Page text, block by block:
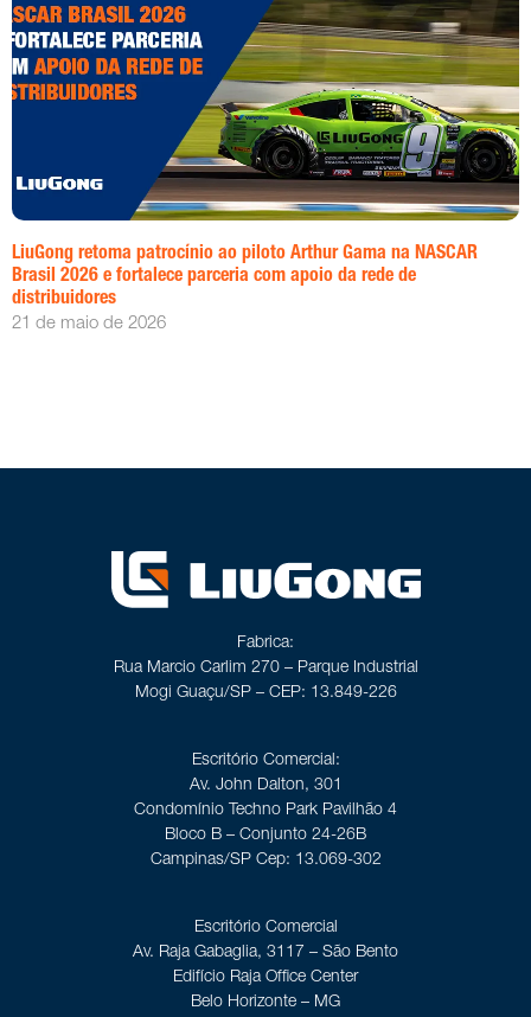
LiuGong retoma patrocínio ao piloto Arthur Gama na NASCAR
Brasil 2026 e fortalece parceria com apoio da rede de
distribuidores
21 de maio de 2026
Fabrica:
Rua Marcio Carlim 270 – Parque Industrial
Mogi Guaçu/SP – CEP: 13.849-226
Escritório Comercial:
Av. John Dalton, 301
Condomínio Techno Park Pavilhão 4
Bloco B – Conjunto 24-26B
Campinas/SP Cep: 13.069-302
Escritório Comercial
Av. Raja Gabaglia, 3117 – São Bento
Edifício Raja Office Center
Belo Horizonte – MG